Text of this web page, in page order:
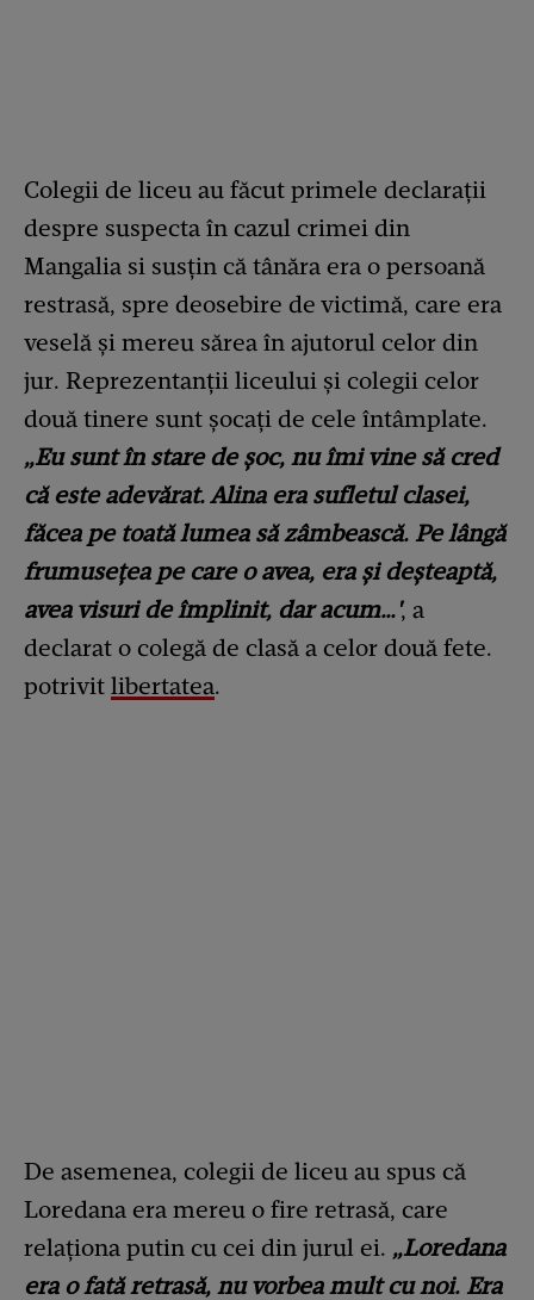
Colegii de liceu au făcut primele declarații
despre suspecta în cazul crimei din
Mangalia si susțin că tânăra era o persoană
restrasă, spre deosebire de victimă, care era
veselă și mereu sărea în ajutorul celor din
jur. Reprezentanții liceului și colegii celor
două tinere sunt șocați de cele întâmplate.
„Eu sunt în stare de șoc, nu îmi vine să cred
că este adevărat. Alina era sufletul clasei,
făcea pe toată lumea să zâmbească. Pe lângă
frumusețea pe care o avea, era și deșteaptă,
avea visuri de împlinit, dar acum…', a
declarat o colegă de clasă a celor două fete.
potrivit libertatea.
De asemenea, colegii de liceu au spus că
Loredana era mereu o fire retrasă, care
relaționa putin cu cei din jurul ei. „Loredana
era o fată retrasă, nu vorbea mult cu noi. Era